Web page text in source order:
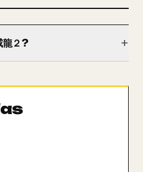
２? +